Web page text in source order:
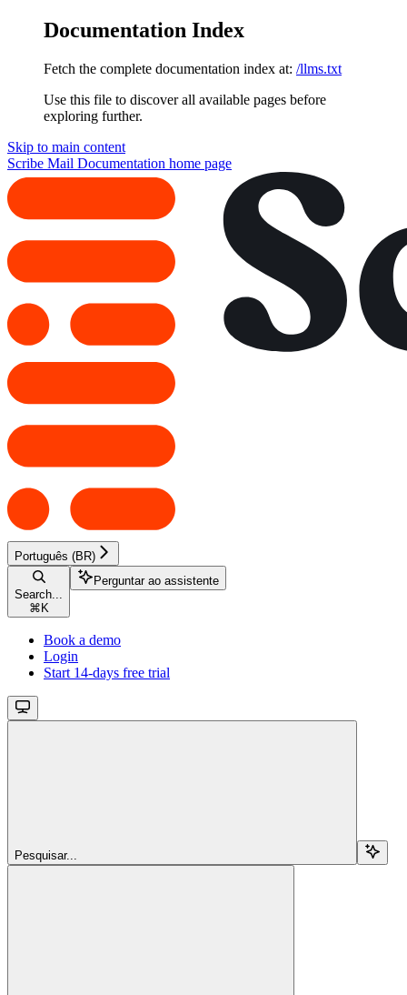
Documentation Index
Fetch the complete documentation index at: /llms.txt
Use this file to discover all available pages before
exploring further.
Skip to main content
Scribe Mail Documentation home page
Português (BR)
Search...
⌘ K
Perguntar ao assistente
Book a demo
Login
Start 14-days free trial
Pesquisar...